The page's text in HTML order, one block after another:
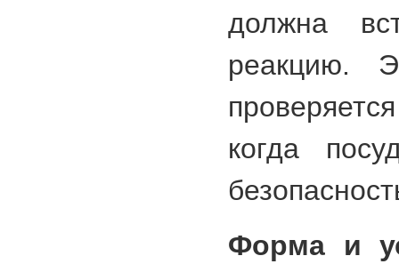
должна
реакцию.
когда
Форма и